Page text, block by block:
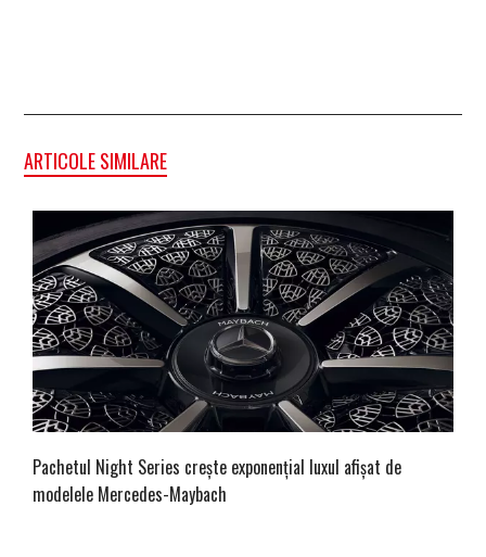
ARTICOLE SIMILARE
Pachetul Night Series crește exponențial luxul afișat de
modelele Mercedes-Maybach